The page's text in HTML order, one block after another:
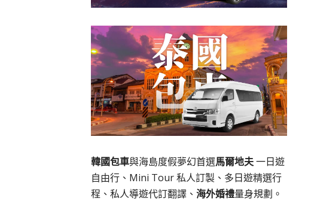
韓國包車與海島度假夢幻首選馬爾地夫一日遊
自由行、Mini Tour 私人訂製、多日遊精選行
程、私人導遊代訂翻譯、 海外婚禮量身規劃。